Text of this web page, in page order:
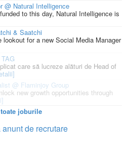
@ Natural Intelligence
to this day, Natural Intelligence is
& Saatchi
for a new Social Media Manager
care să lucreze alături de Head of
@ Flaminjoy Group
new growth opportunities through
joburile
de recrutare